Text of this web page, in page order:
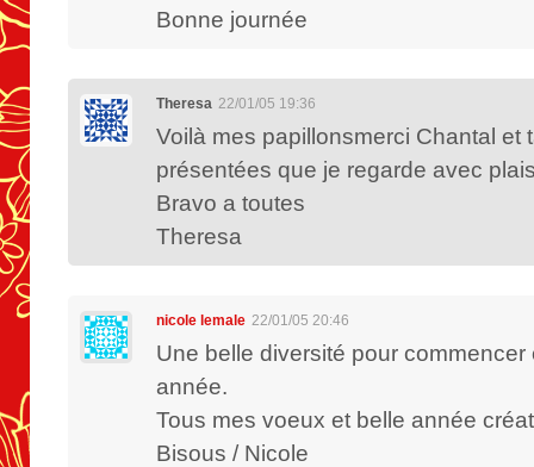
Bonne journée
Theresa 22/01/05 19:36
Voilà mes papillonsmerci Chantal et
présentées que je regarde avec
Bravo a toutes
Theresa
nicole lemale 22/01/05 20:46
Une belle diversité pour commencer
année.
Tous mes voeux et belle année
Bisous / Nicole